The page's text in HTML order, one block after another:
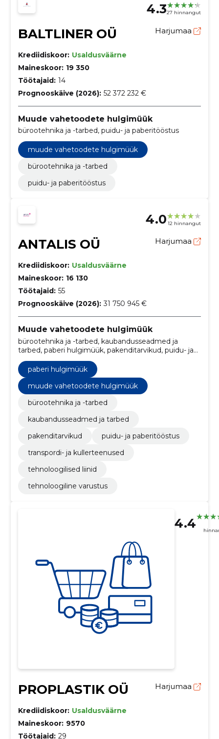
4.327 hinnangut
BALTLINER OÜ Harjumaa
Krediidiskoor: Usaldusväärne
Maineskoor: 19 350
Töötajaid: 14
Prognooskäive (2026): 52 372 232 €
Muude vahetoodete hulgimüük
bürootehnika ja -tarbed, puidu- ja paberitööstus
muude vahetoodete hulgimüük
bürootehnika ja -tarbed
puidu- ja paberitööstus
4.0 12 hinnangut
ANTALIS OÜ Harjumaa
Krediidiskoor: Usaldusväärne
Maineskoor: 16 130
Töötajaid: 55
Prognooskäive (2026): 31 750 945 €
Muude vahetoodete hulgimüük
bürootehnika ja -tarbed, kaubandusseadmed ja
tarbed, paberi hulgimüük, pakenditarvikud, puidu- ja
paberitööstus, transpordi- ja kullerteenused,
tehnoloogilised liinid, tehnoloogiline varustus
paberi hulgimüük
muude vahetoodete hulgimüük
bürootehnika ja -tarbed
kaubandusseadmed ja tarbed
pakenditarvikud
puidu- ja paberitööstus
transpordi- ja kullerteenused
tehnoloogilised liinid
tehnoloogiline varustus
4.4
PROPLASTIK OÜ Harjumaa
Krediidiskoor: Usaldusväärne
Maineskoor: 9570
Töötajaid: 29